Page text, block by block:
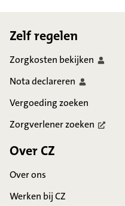
Zelf regelen
Zorgkosten bekijken
Notadeclareren
Vergoeding zoeken
Zorgverlenerzoeken
Over CZ
Over ons
Werken bij CZ